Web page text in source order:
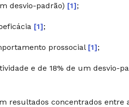
desvio-padrão) [1];
[1];
prossocial [1];
e de 18% de um desvio-
resultados concentrados entre